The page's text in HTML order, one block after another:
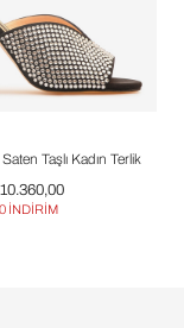
Taşlı Kadın Terlik
İNDİRİM